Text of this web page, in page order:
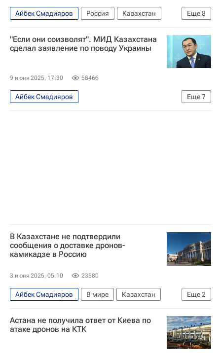
Еще8
Айбек Смадияров Россия
Казахстан
Сергей Рябков
Беспилотники
Украина
В мире
Западно-Казахстанская область
Вооруженные силы Украины
"Если они соизволят". МИД Казахстана
сделал заявление по поводу Украины
9 июня 2025, 17:30 58466
Еще7
Айбек Смадияров
Специальная военная операция на Украине
В Казахстане не подтвердили
сообщения о доставке дронов-
камикадзе в Россию
3 июня 2025, 05:10 23580
Еще2
Айбек Смадияров В мире
Казахстан
Россия
Астана
Астана не получила ответ от Киева по
атаке дронов на КТК